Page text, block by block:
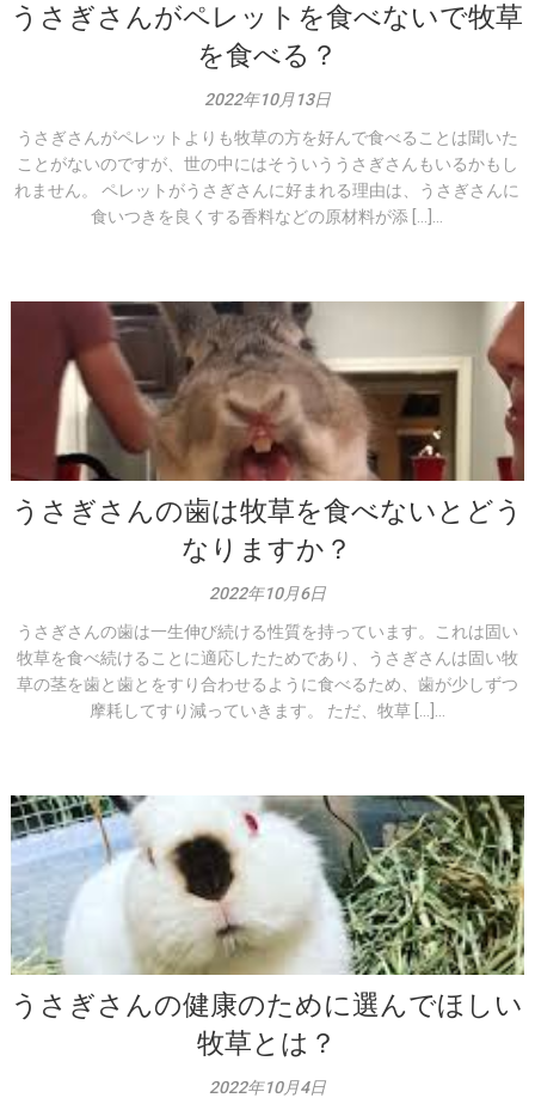
うさぎさんがペレットを食べないで牧草
を食べる？
2022年10月13日
うさぎさんがペレットよりも牧草の方を好んで食べることは聞いた
ことがないのですが、世の中にはそういううさぎさんもいるかもし
れません。 ペレットがうさぎさんに好まれる理由は、うさぎさんに
食いつきを良くする香料などの原材料が添 […]...
うさぎさんの歯は牧草を食べないとどう
なりますか？
2022年10月6日
うさぎさんの歯は一生伸び続ける性質を持っています。これは固い
牧草を食べ続けることに適応したためであり、うさぎさんは固い牧
草の茎を歯と歯とをすり合わせるように食べるため、歯が少しずつ
摩耗してすり減っていきます。 ただ、牧草 […]...
うさぎさんの健康のために選んでほしい
牧草とは？
2022年10月4日